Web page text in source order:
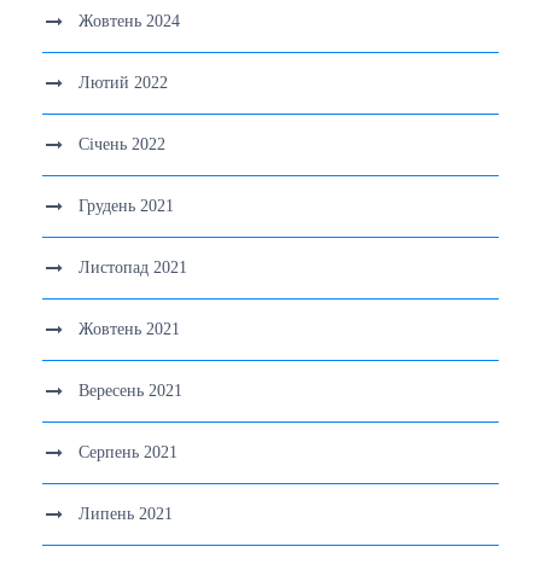
Жовтень 2024
Лютий 2022
Січень 2022
Грудень 2021
Листопад 2021
Жовтень 2021
Вересень 2021
Серпень 2021
Липень 2021